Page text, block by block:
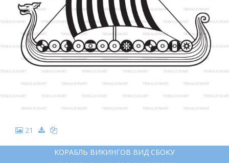
21
КОРАБЛЬ ВИКИНГОВ ВИД СБОКУ